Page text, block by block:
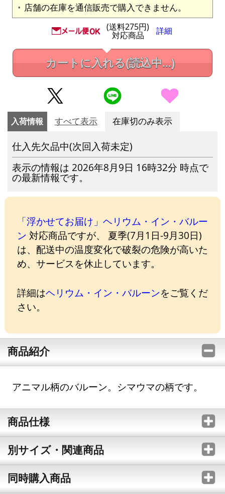
店舗の在庫を通信販売で購入できません。
(送料275円)
対応商品 詳細
カートに入れる(読込中...)
入荷情報 すべて表示 在庫切のみ表示
仕入先欠品中(次回入荷未定)
表示の情報は 2026年8月9日 16時32分 時点で
の最新情報です。
「浮かせてお届け」ヘリウム・イン・バルー
ン 対応商品ですが、 夏季(7月1日-9月30日)
は、配送中の温度変化で破裂の危険が高いた
め、サービスを休止しています。
詳細はヘリウム・イン・バルーンをご覧くだ
さい。
商品紹介
アニマル柄のバルーン。シマウマの柄です。
商品仕様
別サイズ・関連商品
同時購入商品